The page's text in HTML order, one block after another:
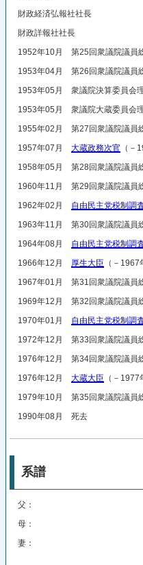
財政経済弘報社社長
財政詳報社社長
1952年10月 第25回衆議院議員総
1953年04月 第26回衆議院議員総
1953年05月 衆議院決算委員会
1953年05月 衆議院大蔵委員会
1955年02月 第27回衆議院議員総
1957年07月 大蔵政務次官 （－
1958年05月 第28回衆議院議員総
1960年11月 第29回衆議院議員総
1962年02月 自由民主党税制調
1963年11月 第30回衆議院議員総
1964年08月 自由民主党税制調
1966年12月 厚生大臣 （－1967
1967年01月 第31回衆議院議員総
1969年12月 第32回衆議院議員総
1970年01月 自由民主党税制調
1972年12月 第33回衆議院議員総
1976年12月 第34回衆議院議員総
1976年12月 大蔵大臣 （－1977
1979年10月 第35回衆議院議員総
1990年08月 死去
系譜
父：
母：
妻：